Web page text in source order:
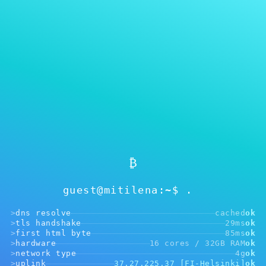
₿
guest@mitilena:~$
>dns resolve cachedok
>tls handshake 29msok
>first html byte 85msok
> hardware 16 cores / 32GB RAMok
>network type 4gok
>uplink 37.27.225.37 [FI-Helsinki]ok